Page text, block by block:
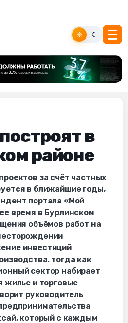
☀ ☾
в
районе
за счёт частных
в ближайшие годы,
портала «Мой
время в Бурлинском
объёмов работ на
инвестиций
тогда как
сектор набирает
жилье и торговые
руководитель
который с каждым